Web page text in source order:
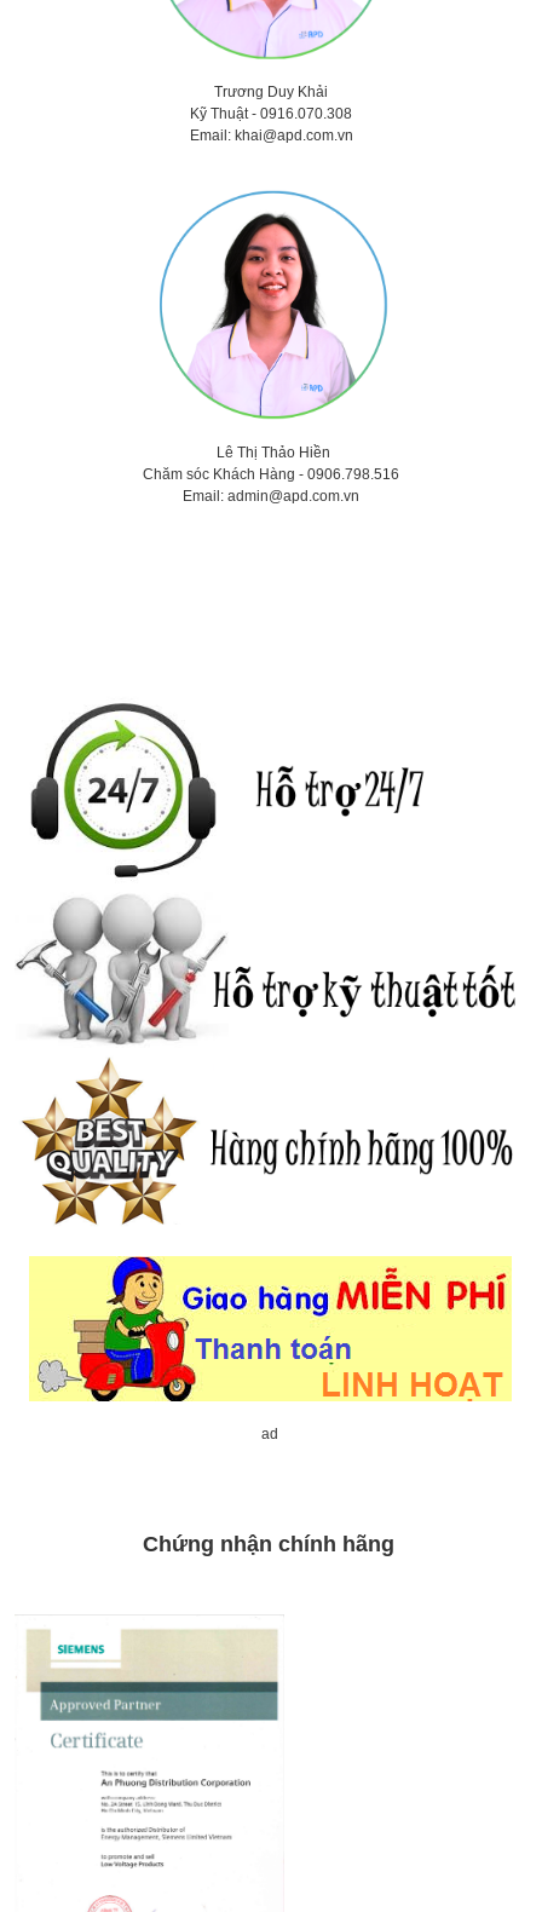
Trương Duy Khải
Kỹ Thuật - 0916.070.308
Email: khai@apd.com.vn
Lê Thị Thảo Hiền
Chăm sóc Khách Hàng - 0906.798.516
Email: admin@apd.com.vn
ad
Chứng nhận chính hãng